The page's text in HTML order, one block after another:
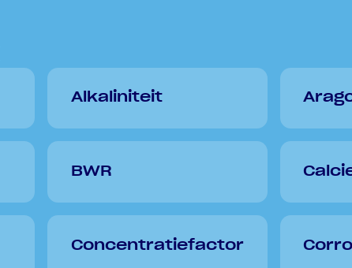
Alkaliniteit
BWR
Concentratiefactor